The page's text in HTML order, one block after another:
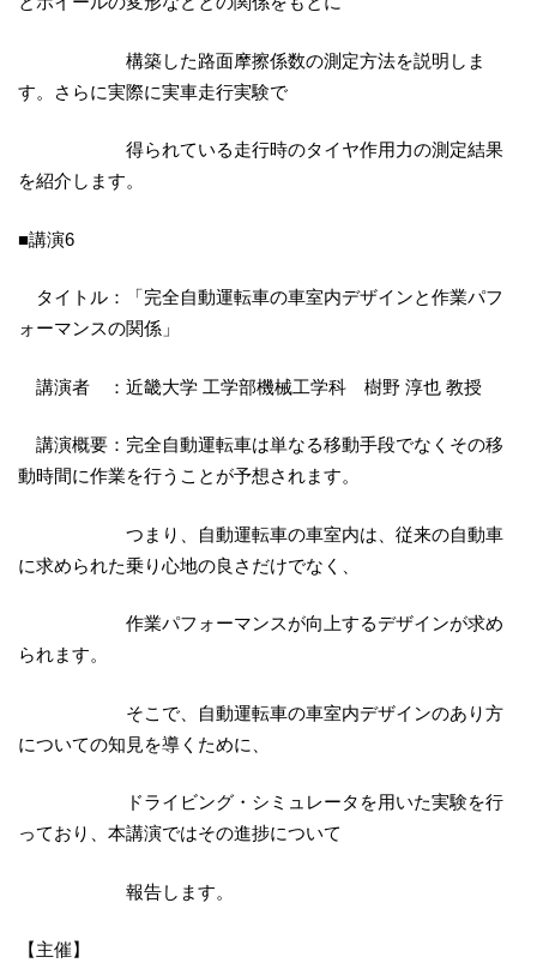
構築した路面摩擦係数の測定方法を説明しま
す。さらに実際に実車走行実験で
得られている走行時のタイヤ作用力の測定結果
を紹介します。
■講演6
タイトル：「完全自動運転車の車室内デザインと作業パフ
ォーマンスの関係」
講演者 ：近畿大学 工学部機械工学科 樹野 淳也 教授
講演概要：完全自動運転車は単なる移動手段でなくその移
動時間に作業を行うことが予想されます。
つまり、自動運転車の車室内は、従来の自動車
に求められた乗り心地の良さだけでなく、
作業パフォーマンスが向上するデザインが求め
られます。
そこで、自動運転車の車室内デザインのあり方
についての知見を導くために、
ドライビング・シミュレータを用いた実験を行
っており、本講演ではその進捗について
報告します。
【主催】